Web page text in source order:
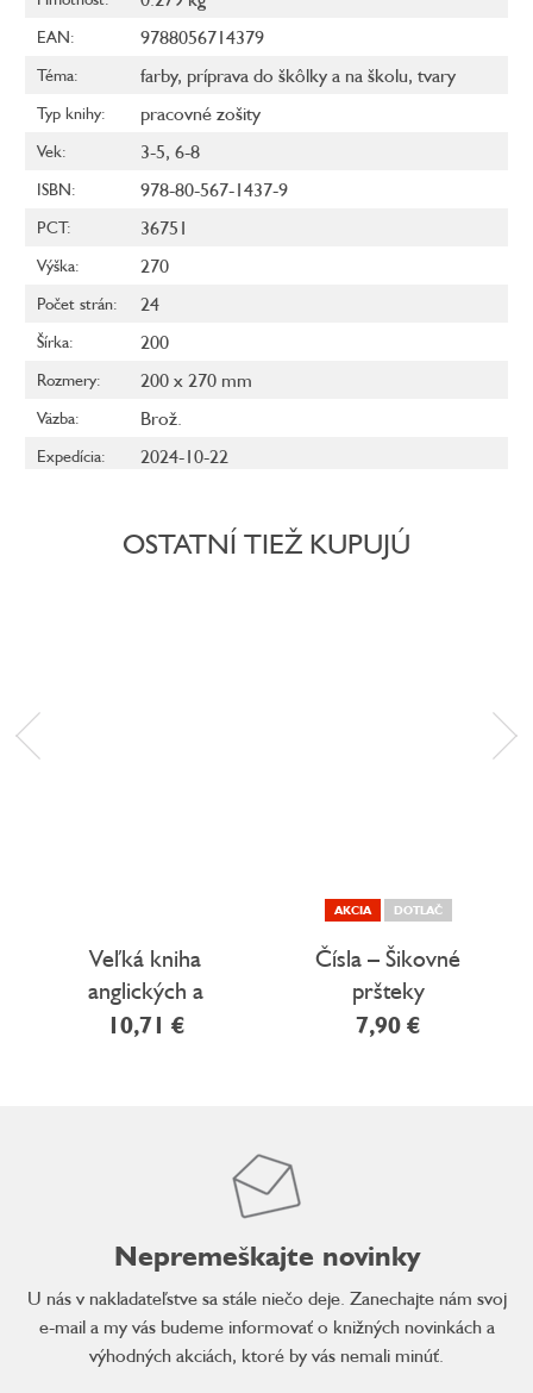
EAN: 9788056714379
Téma: farby, príprava do škôlky a na školu, tvary
Typ knihy: pracovné zošity
Vek: 3-5, 6-8
ISBN: 978-80-567-1437-9
PCT: 36751
Výška: 270
Počet strán: 24
Šírka: 200
Rozmery: 200 x 270 mm
Väzba: Brož.
Expedícia: 2024-10-22
OSTATNÍ TIEŽ KUPUJÚ
Veľká kniha
anglických a
slovenských
10,71 €
AKCIA DOTLAČ
Čísla – Šikovné
pršteky
7,90 €
Nepremeškajte novinky
U nás v nakladateľstve sa stále niečo deje. Zanechajte nám svoj
e-mail a my vás budeme informovať o knižných novinkách a
výhodných akciách, ktoré by vás nemali minúť.